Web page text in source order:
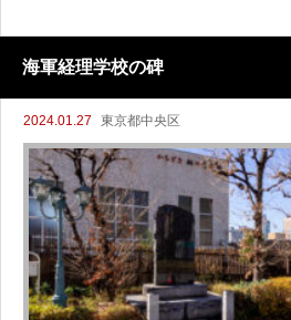
海軍経理学校の碑
2024.01.27 東京都中央区